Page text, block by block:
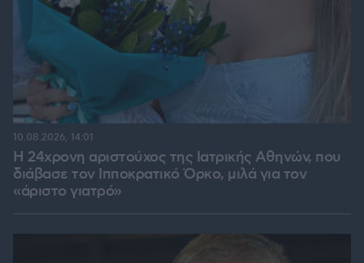
Η 24χρονη αριστούχος της Ιατρικής Αθηνών, που
διάβασε τον Ιπποκρατικό Όρκο, μιλά για τον
«άριστο γιατρό»
10.08.2026, 14:01